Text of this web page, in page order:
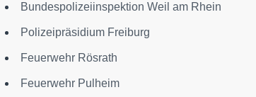
Bundespolizeiinspektion Weil am Rhein
Polizeipräsidium Freiburg
Feuerwehr Rösrath
Feuerwehr Pulheim